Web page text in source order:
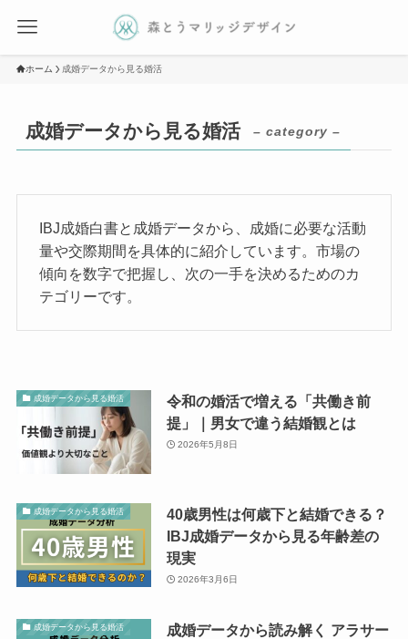
ホーム 成婚データから見る婚活
成婚データから見る婚活 – category –
IBJ成婚白書と成婚データから、成婚に必要な活動
量や交際期間を具体的に紹介しています。市場の
傾向を数字で把握し、次の一手を決めるためのカ
テゴリーです。
成婚データから見る婚活
令和の婚活で増える「共働き前
提」｜男女で違う結婚観とは
2026年5月8日
成婚データから見る婚活
40歳男性は何歳下と結婚できる？
IBJ成婚データから見る年齢差の
現実
2026年3月6日
成婚データから見る婚活
成婚データから読み解く アラサー